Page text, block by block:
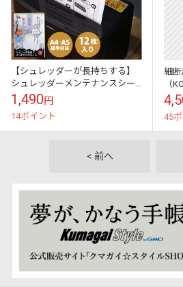
【シュレッダーが長持ちする】
シュレッダーメンテナンスシー
ト ナカバヤシ NSE-MSA5【新
品】【送料無料】★
1,490円
14ポイント
細
（
み
制
45
< 前へ